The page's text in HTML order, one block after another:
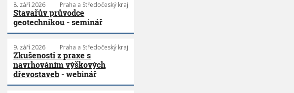
8. září 2026 Praha a Středočeský kraj
Stavařův průvodce
geotechnikou - seminář
9. září 2026 Praha a Středočeský kraj
Zkušenosti z praxe s
navrhováním výškových
dřevostaveb - webinář